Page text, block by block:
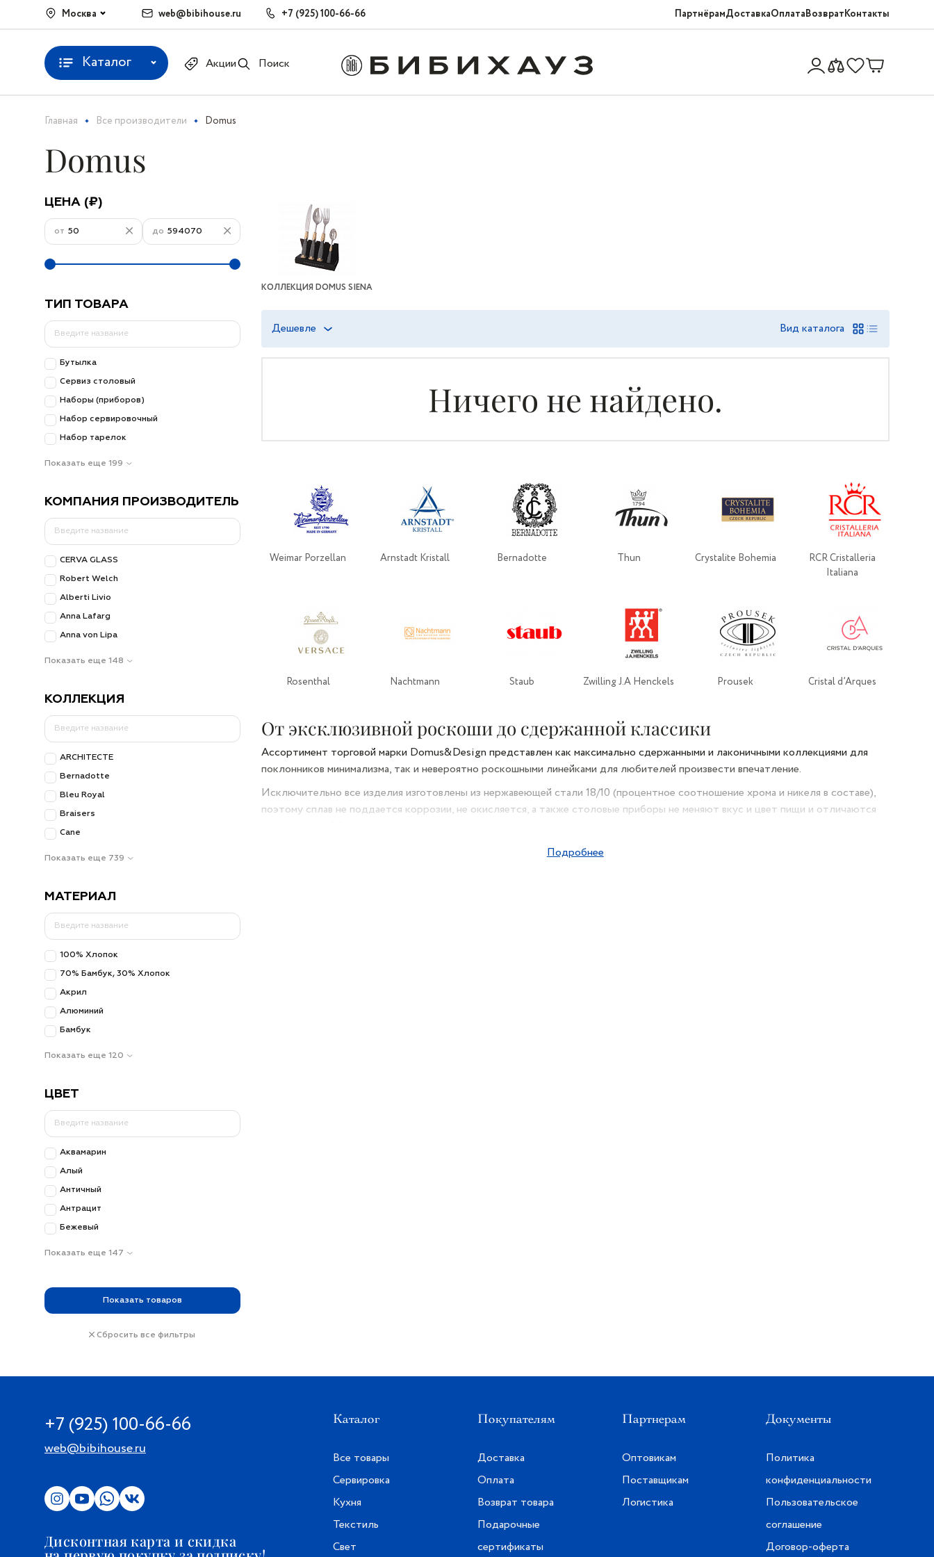
Москва web@bibihouse.ru +7 (925) 100-66-66 ПартнёрамДоставкаОплатаВозвратКонтакты
Каталог Акции Поиск
Главная Все производители Domus
Domus
ЦЕНА (₽)
от до
ТИП ТОВАРА
Бутылка
Сервиз столовый
Наборы (приборов)
Набор сервировочный
Набор тарелок
Показать еще 199
КОМПАНИЯ ПРОИЗВОДИТЕЛЬ
CERVA GLASS
Robert Welch
Alberti Livio
Anna Lafarg
Anna von Lipa
Показать еще 148
КОЛЛЕКЦИЯ
ARCHITECTE
Bernadotte
Bleu Royal
Braisers
Cane
Показать еще 739
МАТЕРИАЛ
100% Хлопок
70% Бамбук, 30% Хлопок
Акрил
Алюминий
Бамбук
Показать еще 120
ЦВЕТ
Аквамарин
Алый
Античный
Антрацит
Бежевый
Показать еще 147
Показать товаров
Сбросить все фильтры
КОЛЛЕКЦИЯ DOMUS SIENA
Дешевле Вид каталога
Ничего не найдено.
Weimar Porzellan Arnstadt Kristall Bernadotte Thun Crystalite Bohemia
RCR Cristalleria
Italiana
Rosenthal Nachtmann Staub Zwilling J.A Henckels Prousek Cristal d’Arques
От эксклюзивной роскоши до сдержанной классики
Ассортимент торговой марки Domus&Design представлен как максимально сдержанными и лаконичными коллекциями для
поклонников минимализма, так и невероятно роскошными линейками для любителей произвести впечатление.
Исключительно все изделия изготовлены из нержавеющей стали 18/10 (процентное соотношение хрома и никеля в составе),
поэтому сплав не поддается коррозии, не окисляется, а также столовые приборы не меняют вкус и цвет пищи и отличаются
Отличительная особенность изделий D&D — эксклюзивный и непревзойденный декор ручек, уникальный в каждой коллекции.
Подробнее
+7 (925) 100-66-66
web@bibihouse.ru
Дисконтная карта и скидка
Каталог
Все товары
Сервировка
Кухня
Текстиль
Свет
Покупателям
Доставка
Оплата
Возврат товара
Подарочные
сертификаты
Партнерам
Оптовикам
Поставщикам
Логистика
Документы
Политика
конфиденциальности
Пользовательское
соглашение
Договор-оферта